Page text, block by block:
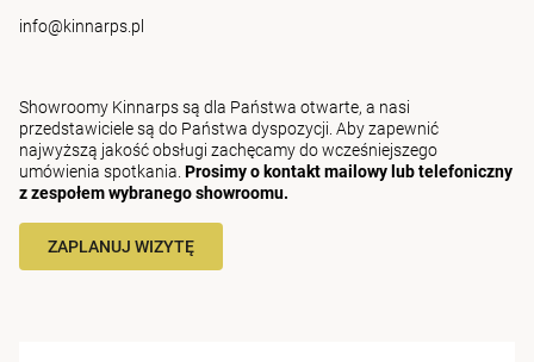
info@kinnarps.pl
Showroomy Kinnarps są dla Państwa otwarte, a nasi
przedstawiciele są do Państwa dyspozycji. Aby zapewnić
najwyższą jakość obsługi zachęcamy do wcześniejszego
umówienia spotkania. Prosimy o kontakt mailowy lub telefoniczny
z zespołem wybranego showroomu.
ZAPLANUJ WIZYTĘ